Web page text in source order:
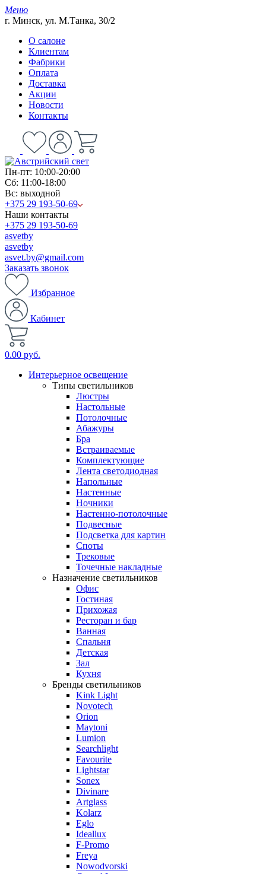
Меню
г. Минск, ул. М.Танка, 30/2
О салоне
Клиентам
Фабрики
Оплата
Доставка
Акции
Новости
Контакты
Пн-пт: 10:00-20:00
Сб: 11:00-18:00
Вс: выходной
+375 29 193-50-69
Наши контакты
+375 29 193-50-69
asvetby
asvetby
asvet.by@gmail.com
Заказать звонок
Избранное
Кабинет
0.00 руб.
Интерьерное освещение
Типы светильников
Люстры
Настольные
Потолочные
Абажуры
Бра
Встраиваемые
Комплектующие
Лента светодиодная
Напольные
Настенные
Ночники
Настенно-потолочные
Подвесные
Подсветка для картин
Споты
Трековые
Точечные накладные
Назначение светильников
Офис
Гостиная
Прихожая
Ресторан и бар
Ванная
Спальня
Детская
Зал
Кухня
Бренды светильников
Kink Light
Novotech
Orion
Maytoni
Lumion
Searchlight
Favourite
Lightstar
Sonex
Divinare
Artglass
Kolarz
Eglo
Ideallux
F-Promo
Freya
Nowodvorski